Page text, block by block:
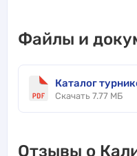
Файлы и
Каталог
Скачать 7.77 МБ
Отзывы о